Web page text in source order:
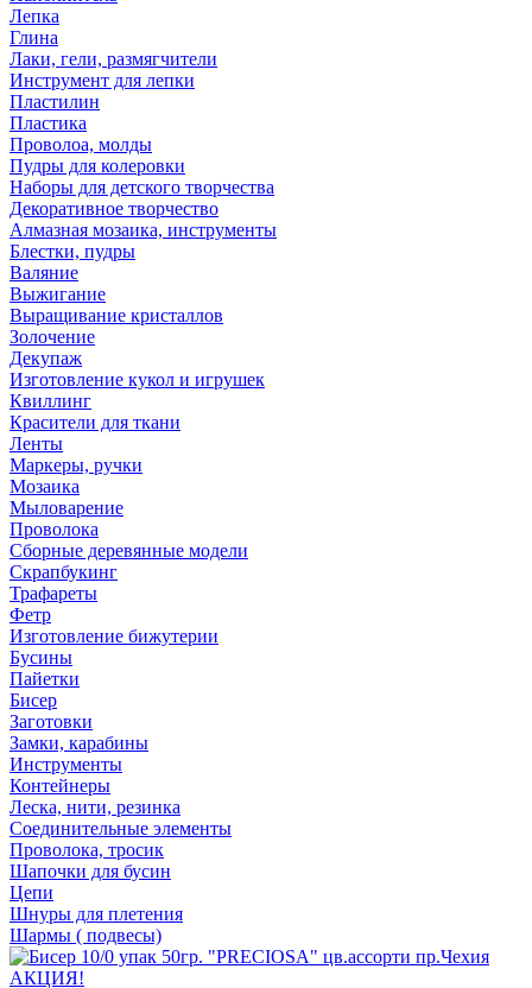
Лепка
Глина
Лаки, гели, размягчители
Инструмент для лепки
Пластилин
Пластика
Проволоа, молды
Пудры для колеровки
Наборы для детского творчества
Декоративное творчество
Алмазная мозаика, инструменты
Блестки, пудры
Валяние
Выжигание
Выращивание кристаллов
Золочение
Декупаж
Изготовление кукол и игрушек
Квиллинг
Красители для ткани
Ленты
Маркеры, ручки
Мозаика
Мыловарение
Проволока
Сборные деревянные модели
Скрапбукинг
Трафареты
Фетр
Изготовление бижутерии
Бусины
Пайетки
Бисер
Заготовки
Замки, карабины
Инструменты
Контейнеры
Леска, нити, резинка
Соединительные элементы
Проволока, тросик
Шапочки для бусин
Цепи
Шнуры для плетения
Шармы ( подвесы)